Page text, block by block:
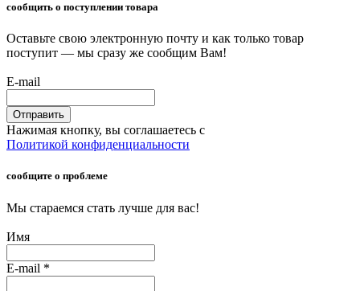
сообщить о поступлении товара
Оставьте свою электронную почту и как только товар
поступит — мы сразу же сообщим Вам!
E-mail
Отправить
Нажимая кнопку, вы соглашаетесь с
Политикой конфиденциальности
сообщите о проблеме
Мы стараемся стать лучше для вас!
Имя
E-mail *